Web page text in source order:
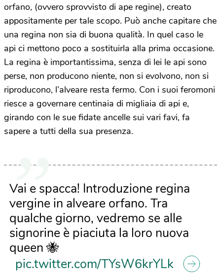
orfano, (ovvero sprovvisto di ape regine), creato
appositamente per tale scopo. Può anche capitare che
una regina non sia di buona qualità. In quel caso le
api ci mettono poco a sostituirla alla prima occasione.
La regina è importantissima, senza di lei le api sono
perse, non producono niente, non si evolvono, non si
riproducono, l’alveare resta fermo. Con i suoi feromoni
riesce a governare centinaia di migliaia di api e,
girando con le sue fidate ancelle sui vari favi, fa
sapere a tutti della sua presenza.
Vai e spacca! Introduzione regina
vergine in alveare orfano. Tra
qualche giorno, vedremo se alle
signorine è piaciuta la loro nuova
queen 🐝
pic.twitter.com/TYsW6krYLk